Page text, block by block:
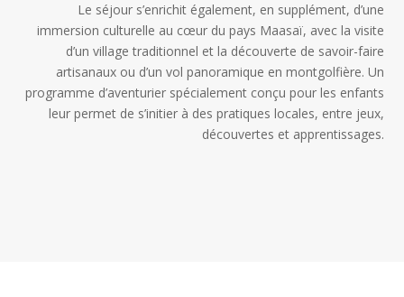
Le séjour s’enrichit également, en supplément, d’une
immersion culturelle au cœur du pays Maasaï, avec la visite
d’un village traditionnel et la découverte de savoir-faire
artisanaux ou d’un vol panoramique en montgolfière. Un
programme d’aventurier spécialement conçu pour les enfants
leur permet de s’initier à des pratiques locales, entre jeux,
découvertes et apprentissages.